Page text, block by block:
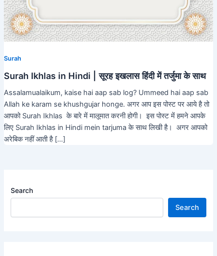
Surah
Surah Ikhlas in Hindi | सूरह इखलास हिंदी में तर्जुमा के साथ
Assalamualaikum, kaise hai aap sab log? Ummeed hai aap sab
Allah ke karam se khushgujar honge. अगर आप इस पोस्ट पर आये है तो
आपको Surah Ikhlas के बारे में मालूमात करनी होगी। इस पोस्ट में हमने आपके
लिए Surah Ikhlas in Hindi mein tarjuma के साथ लिखी है। अगर आपको
अरेबिक नहीं आती है […]
Search
Search